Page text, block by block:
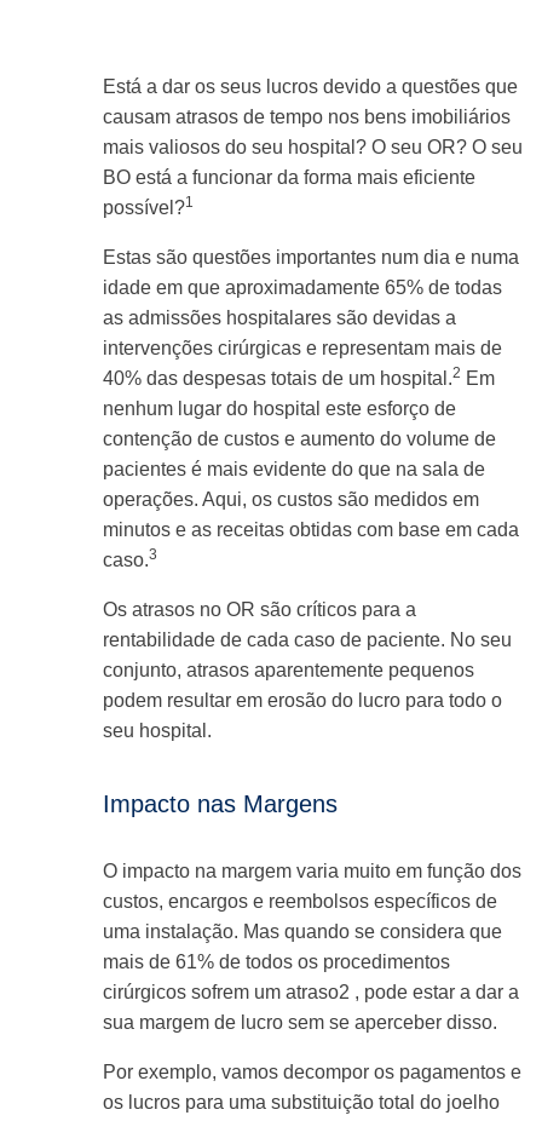
Está a dar os seus lucros devido a questões que
causam atrasos de tempo nos bens imobiliários
mais valiosos do seu hospital? O seu OR? O seu
BO está a funcionar da forma mais eficiente
possível?1
Estas são questões importantes num dia e numa
idade em que aproximadamente 65% de todas
as admissões hospitalares são devidas a
intervenções cirúrgicas e representam mais de
40% das despesas totais de um hospital.2 Em
nenhum lugar do hospital este esforço de
contenção de custos e aumento do volume de
pacientes é mais evidente do que na sala de
operações. Aqui, os custos são medidos em
minutos e as receitas obtidas com base em cada
caso.3
Os atrasos no OR são críticos para a
rentabilidade de cada caso de paciente. No seu
conjunto, atrasos aparentemente pequenos
podem resultar em erosão do lucro para todo o
seu hospital.
Impacto nas Margens
O impacto na margem varia muito em função dos
custos, encargos e reembolsos específicos de
uma instalação. Mas quando se considera que
mais de 61% de todos os procedimentos
cirúrgicos sofrem um atraso2 , pode estar a dar a
sua margem de lucro sem se aperceber disso.
Por exemplo, vamos decompor os pagamentos e
os lucros para uma substituição total do joelho